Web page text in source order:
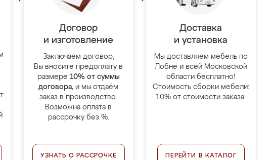
Договор
и изготовление
Заключаем договор,
Вы вносите предоплату в
размере 10% от суммы
договора, и мы отдаём
заказ в производство.
Возможна оплата в
рассрочку без %.
УЗНАТЬ О РАССРОЧКЕ
Доставка
и установка
Мы доставляем мебель по
Лобне и всей Московской
области бесплатно!
Стоимость сборки мебели:
10% от стоимости заказа.
ПЕРЕЙТИ В КАТАЛОГ